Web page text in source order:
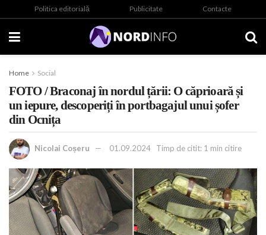
Politica editorială Publicitate Contacte
Home Social
FOTO / Braconaj în nordul țării: O căprioară și
un iepure, descoperiți în portbagajul unui șofer
din Ocnița
Nicolai Coșeru 01.09.2024 Timp de citit: 1 min citire